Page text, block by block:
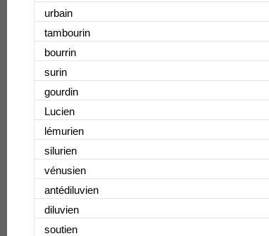
urbain
tambourin
bourrin
surin
gourdin
Lucien
lémurien
silurien
vénusien
antédiluvien
diluvien
soutien